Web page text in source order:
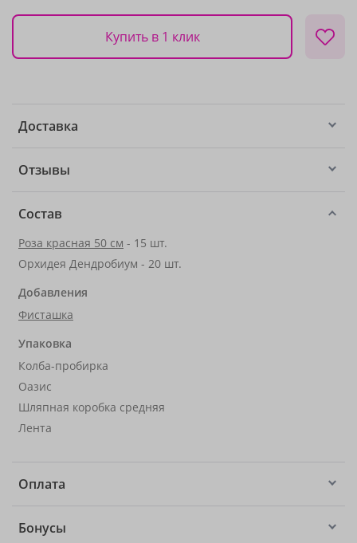
Купить в 1 клик
Доставка
Отзывы
Состав
Роза красная 50 см - 15 шт.
Орхидея Дендробиум - 20 шт.
Добавления
Фисташка
Упаковка
Колба-пробирка
Оазис
Шляпная коробка средняя
Лента
Оплата
Бонусы